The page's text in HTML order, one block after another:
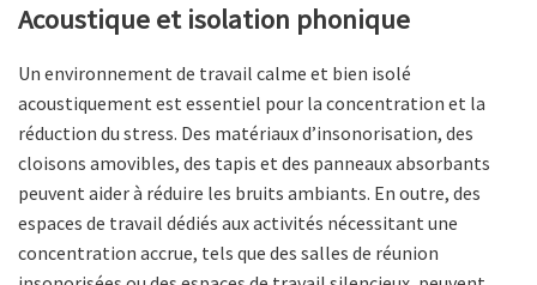
Acoustique et isolation phonique
Un environnement de travail calme et bien isolé
acoustiquement est essentiel pour la concentration et la
réduction du stress. Des matériaux d’insonorisation, des
cloisons amovibles, des tapis et des panneaux absorbants
peuvent aider à réduire les bruits ambiants. En outre, des
espaces de travail dédiés aux activités nécessitant une
concentration accrue, tels que des salles de réunion